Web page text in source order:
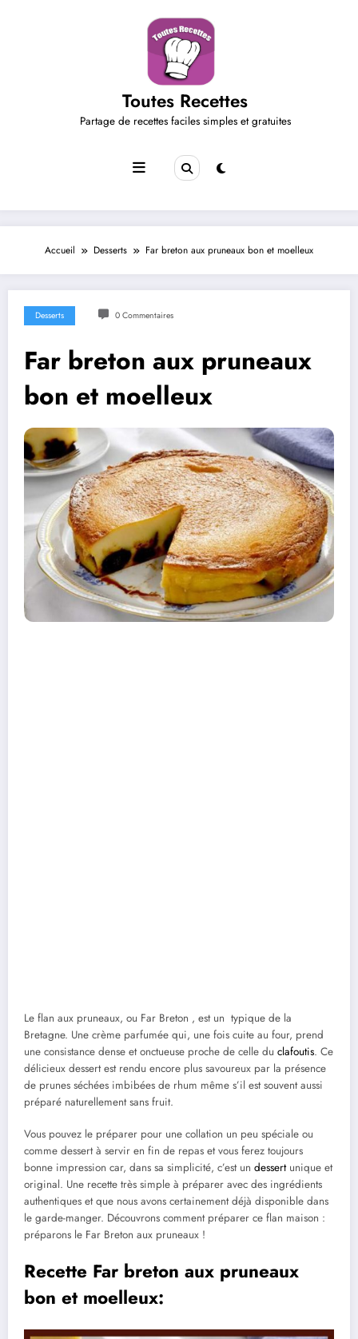
Toutes Recettes
Partage de recettes faciles simples et gratuites
Accueil Desserts Far breton aux pruneaux bon et moelleux
Desserts 0 Commentaires
Far breton aux pruneaux
bon et moelleux
Le flan aux pruneaux, ou Far Breton , est un typique de la
Bretagne. Une crème parfumée qui, une fois cuite au four, prend
une consistance dense et onctueuse proche de celle du clafoutis. Ce
délicieux dessert est rendu encore plus savoureux par la présence
de prunes séchées imbibées de rhum même s’il est souvent aussi
préparé naturellement sans fruit.
Vous pouvez le préparer pour une collation un peu spéciale ou
comme dessert à servir en fin de repas et vous ferez toujours
bonne impression car, dans sa simplicité, c’est un dessertunique et
original. Une recette très simple à préparer avec des ingrédients
authentiques et que nous avons certainement déjà disponible dans
le garde-manger. Découvrons comment préparer ce flan maison :
préparons le Far Breton aux pruneaux !
Recette Far breton aux pruneaux
bon et moelleux: